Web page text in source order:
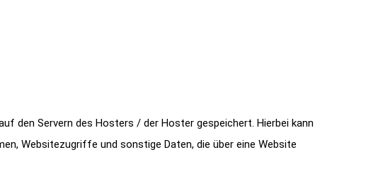
den Servern des Hosters / der Hoster gespeichert. Hierbei kann
Websitezugriffe und sonstige Daten, die über eine Website